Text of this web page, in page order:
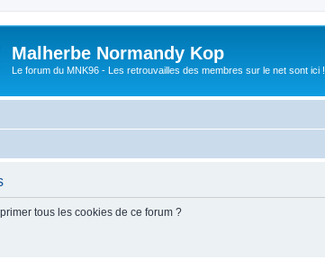
Malherbe Normandy Kop
Le forum du MNK96 - Les retrouvailles des membres sur le net sont ici !
tous les cookies de ce forum ?